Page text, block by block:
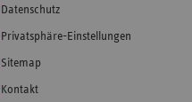
Datenschutz
Privatsphäre-Einstellungen
Sitemap
Kontakt